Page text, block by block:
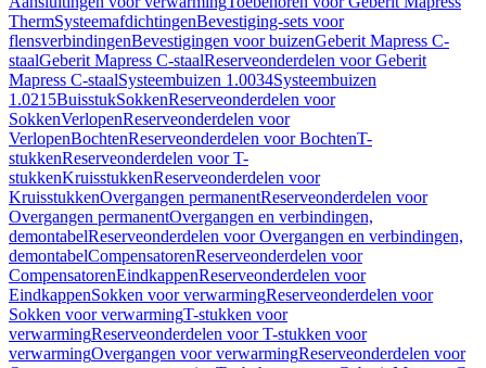
ThermSysteemafdichtingenBevestiging-sets voor
flensverbindingenBevestigingen voor buizenGeberit Mapress C-
staalGeberit Mapress C-staalReserveonderdelen voor Geberit
Mapress C-staalSysteembuizen 1.0034Systeembuizen
1.0215BuisstukSokkenReserveonderdelen voor
SokkenVerlopenReserveonderdelen voor
VerlopenBochtenReserveonderdelen voor BochtenT-
stukkenReserveonderdelen voor T-
stukkenKruisstukkenReserveonderdelen voor
KruisstukkenOvergangen permanentReserveonderdelen voor
Overgangen permanentOvergangen en verbindingen,
demontabelReserveonderdelen voor Overgangen en verbindingen,
demontabelCompensatorenReserveonderdelen voor
CompensatorenEindkappenReserveonderdelen voor
EindkappenSokken voor verwarmingReserveonderdelen voor
Sokken voor verwarmingT-stukken voor
verwarmingReserveonderdelen voor T-stukken voor
verwarmingOvergangen voor verwarmingReserveonderdelen voor